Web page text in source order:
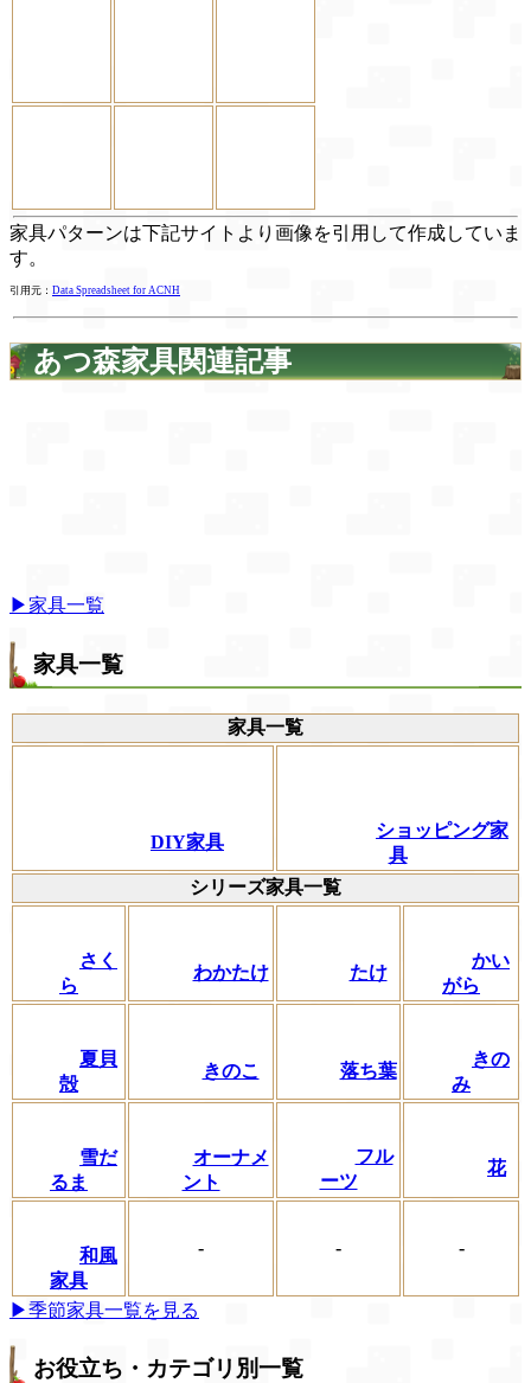
家具パターンは下記サイトより画像を引用して作成していま
す。
引用元： Data Spreadsheet for ACNH
あつ森家具関連記事
▶家具一覧
家具一覧
家具一覧
DIY家具
ショッピング家
具
シリーズ家具一覧
さく
ら
わかたけ たけ
かい
がら
夏貝
殻
きのこ 落ち葉
きの
み
雪だ
るま
オーナメ
ント
フル
ーツ
花
和風
家具
- - -
▶季節家具一覧を見る
お役立ち・カテゴリ別一覧